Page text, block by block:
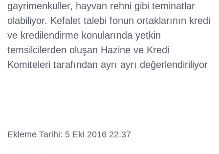
gayrimenkuller, hayvan rehni gibi teminatlar
olabiliyor. Kefalet talebi fonun ortaklarının kredi
ve kredilendirme konularında yetkin
temsilcilerden oluşan Hazine ve Kredi
Komiteleri tarafından ayrı ayrı değerlendiriliyor
Ekleme Tarihi: 5 Eki 2016 22:37